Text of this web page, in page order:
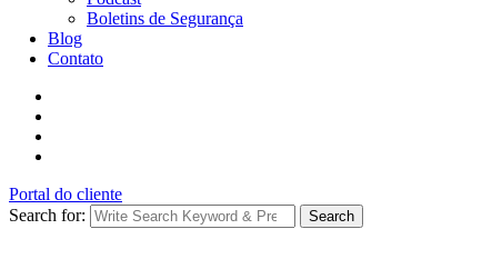
Boletins de Segurança
Blog
Contato
Portal do cliente
Search for:
Search